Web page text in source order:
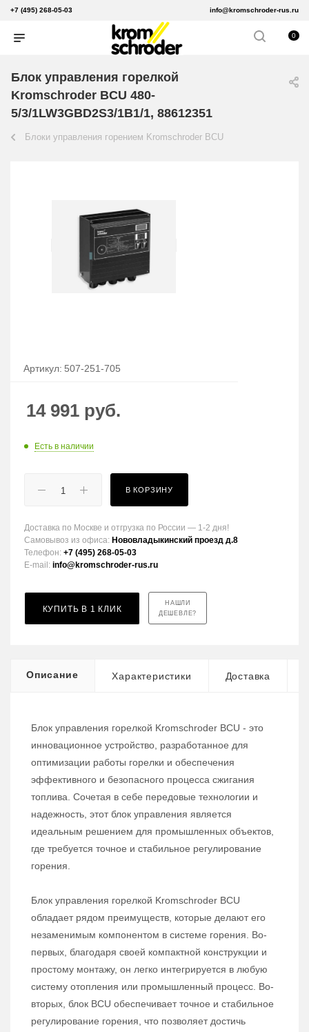
+7 (495) 268-05-03 info@kromschroder-rus.ru
0
Блок управления горелкой
Kromschroder BCU 480-
5/3/1LW3GBD2S3/1B1/1, 88612351
Блоки управления горением Kromschroder BCU
Артикул: 507-251-705
14 991 руб.
Есть в наличии
В КОРЗИНУ
Доставка по Москве и отгрузка по России — 1-2 дня!
Самовывоз из офиса: Нововладыкинский проезд д.8
Телефон: +7 (495) 268-05-03
E-mail: info@kromschroder-rus.ru
КУПИТЬ В 1 КЛИК
НАШЛИ
ДЕШЕВЛЕ?
Описание Характеристики Доставка
Блок управления горелкой Kromschroder BCU - это
инновационное устройство, разработанное для
оптимизации работы горелки и обеспечения
эффективного и безопасного процесса сжигания
топлива. Сочетая в себе передовые технологии и
надежность, этот блок управления является
идеальным решением для промышленных объектов,
где требуется точное и стабильное регулирование
горения.
Блок управления горелкой Kromschroder BCU
обладает рядом преимуществ, которые делают его
незаменимым компонентом в системе горения. Во-
первых, благодаря своей компактной конструкции и
простому монтажу, он легко интегрируется в любую
систему отопления или промышленный процесс. Во-
вторых, блок BCU обеспечивает точное и стабильное
регулирование горения, что позволяет достичь